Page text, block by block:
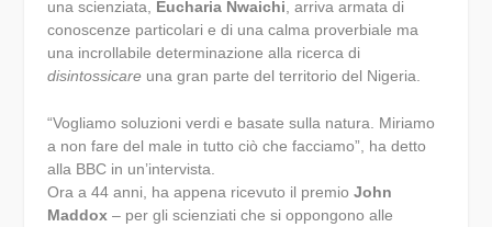
una scienziata, Eucharia Nwaichi , arriva armata di
conoscenze particolari e di una calma proverbiale ma
una incrollabile determinazione alla ricerca di
disintossicareuna gran parte del territorio del Nigeria.
“Vogliamo soluzioni verdi e basate sulla natura. Miriamo
a non fare del male in tutto ciò che facciamo”, ha detto
alla BBC in un’intervista.
Ora a 44 anni, ha appena ricevuto il premio John
Maddox – per gli scienziati che si oppongono alle